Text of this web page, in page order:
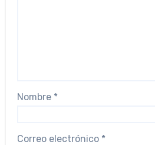
Nombre *
Correo electrónico *